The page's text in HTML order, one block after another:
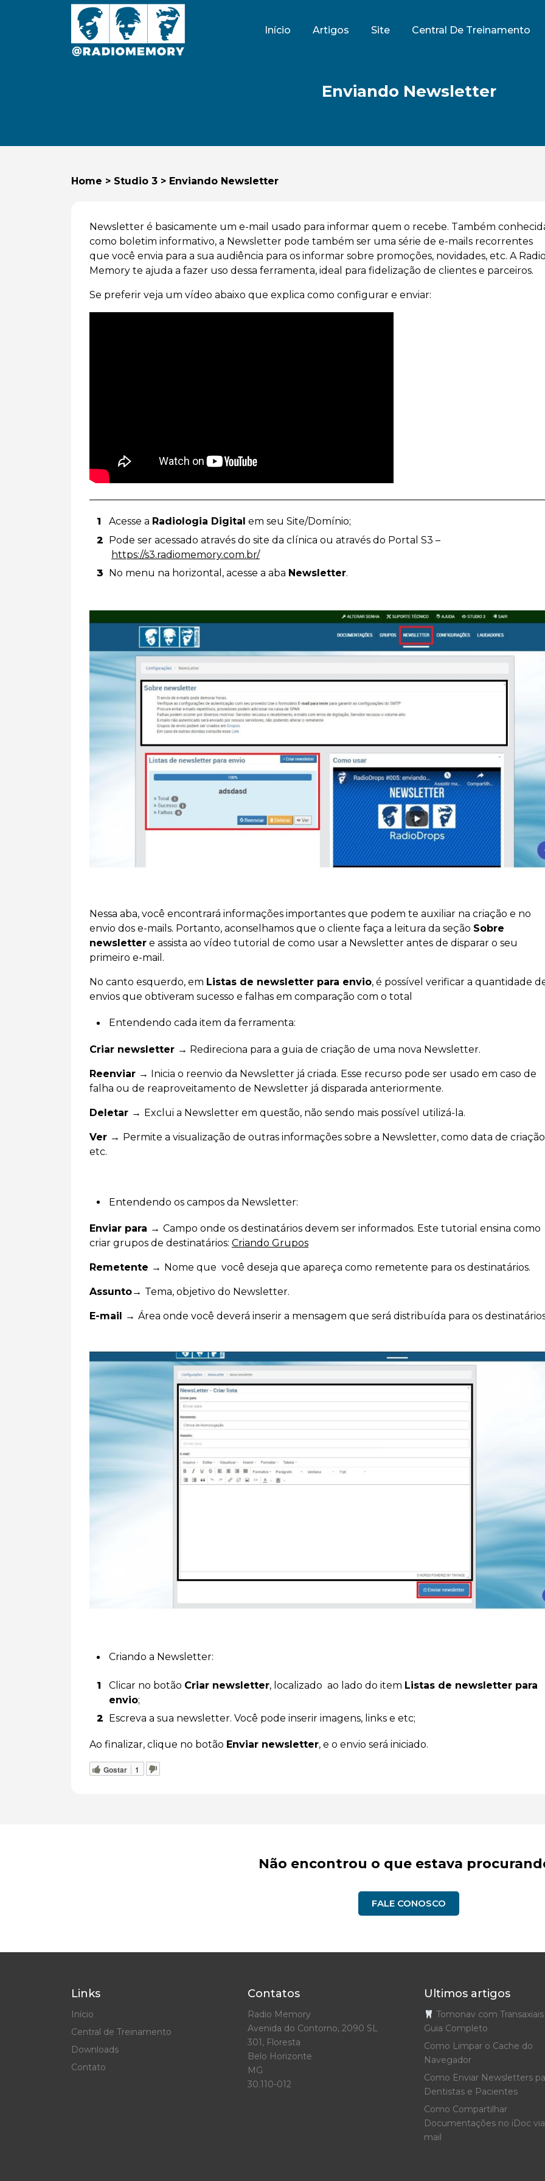
Início Artigos Site Central De Treinamento
Enviando Newsletter
Home > Studio 3 > Enviando Newsletter
Newsletter é basicamente um e-mail usado para informar quem o recebe. Também
como boletim informativo, a Newsletter pode também ser uma série de e-mails recorrentes
que você envia para a sua audiência para os informar sobre promoções, novidades, etc. A
Memory te ajuda a fazer uso dessa ferramenta, ideal para fidelização de clientes e parceiros.
Se preferir veja um vídeo abaixo que explica como configurar e enviar:
Acesse a Radiologia Digital em seu Site/Domínio;
Pode ser acessado através do site da clínica ou através do Portal S3 –
https://s3.radiomemory.com.br/
No menu na horizontal, acesse a aba Newsletter.
Nessa aba, você encontrará informações importantes que podem te auxiliar na criação e no
envio dos e-mails. Portanto, aconselhamos que o cliente faça a leitura da seção Sobre
newsletter e assista ao vídeo tutorial de como usar a Newsletter antes de disparar o seu
primeiro e-mail.
No canto esquerdo, em Listas de newsletter para envio, é possível verificar a quantidade
envios que obtiveram sucesso e falhas em comparação com o total
Entendendo cada item da ferramenta:
Criar newsletter → Redireciona para a guia de criação de uma nova Newsletter.
Reenviar → Inicia o reenvio da Newsletter já criada. Esse recurso pode ser usado em caso de
falha ou de reaproveitamento de Newsletter já disparada anteriormente.
Deletar → Exclui a Newsletter em questão, não sendo mais possível utilizá-la.
Ver → Permite a visualização de outras informações sobre a Newsletter, como data de
etc.
Entendendo os campos da Newsletter:
Enviar para → Campo onde os destinatários devem ser informados. Este tutorial ensina como
criar grupos de destinatários: Criando Grupos
Remetente → Nome que você deseja que apareça como remetente para os destinatários.
Assunto→ Tema, objetivo do Newsletter.
E-mail → Área onde você deverá inserir a mensagem que será distribuída para os
Criando a Newsletter:
Clicar no botão Criar newsletter, localizado ao lado do item Listas de newsletter para
envio;
Escreva a sua newsletter. Você pode inserir imagens, links e etc;
Ao finalizar, clique no botão Enviar newsletter, e o envio será iniciado.
Gostar 1
Não encontrou o que estava
FALE CONOSCO
Links
Início
Central de Treinamento
Downloads
Contato
Contatos
Radio Memory
Avenida do Contorno, 2090 SL
301, Floresta
Belo Horizonte
MG
30.110-012
Ultimos artigos
Tomonav com Transaxiais
Guia Completo
Como Limpar o Cache do
Navegador
Como Enviar Newsletters
Dentistas e Pacientes
Como Compartilhar
Documentações no iDoc
mail